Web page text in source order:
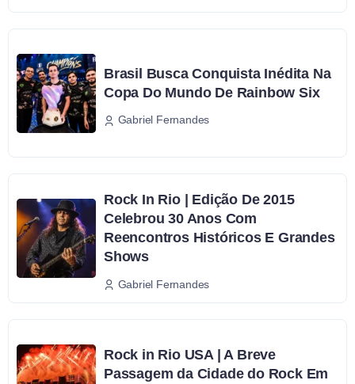
Brasil Busca Conquista Inédita Na
Copa Do Mundo De Rainbow Six
Gabriel Fernandes
Rock In Rio | Edição De 2015
Celebrou 30 Anos Com
Reencontros Históricos E Grandes
Shows
Gabriel Fernandes
Rock in Rio USA | A Breve
Passagem da Cidade do Rock Em